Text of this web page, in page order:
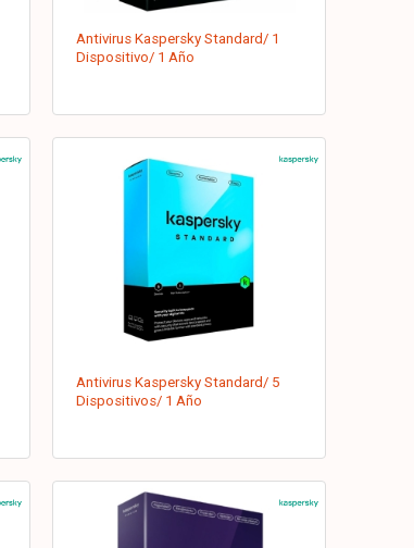
Antivirus Kaspersky Standard/ 1
Dispositivo/ 1 Año
Antivirus Kaspersky Standard/ 5
Dispositivos/ 1 Año